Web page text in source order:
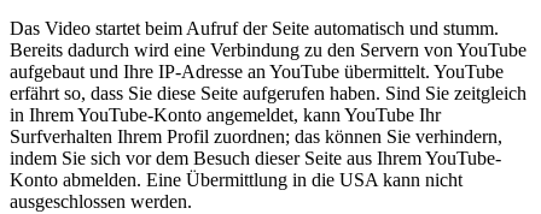
Das Video startet beim Aufruf der Seite automatisch und stumm.
Bereits dadurch wird eine Verbindung zu den Servern von YouTube
aufgebaut und Ihre IP-Adresse an YouTube übermittelt. YouTube
erfährt so, dass Sie diese Seite aufgerufen haben. Sind Sie zeitgleich
in Ihrem YouTube-Konto angemeldet, kann YouTube Ihr
Surfverhalten Ihrem Profil zuordnen; das können Sie verhindern,
indem Sie sich vor dem Besuch dieser Seite aus Ihrem YouTube-
Konto abmelden. Eine Übermittlung in die USA kann nicht
ausgeschlossen werden.